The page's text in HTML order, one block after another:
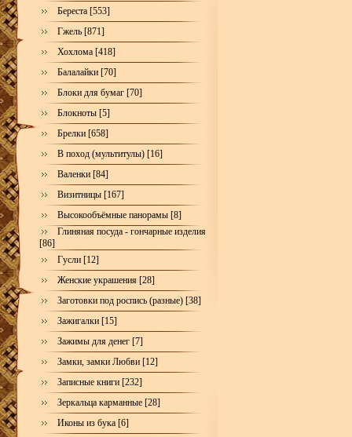
Береста [553]
Гжель [871]
Хохлома [418]
Балалайки [70]
Блоки для бумаг [70]
Блокноты [5]
Брелки [658]
В поход (мультитулы) [16]
Валенки [84]
Визитницы [167]
Высокообъёмные панорамы [8]
Глиняная посуда - гончарные изделия
[86]
Гусли [12]
Женские украшения [28]
Заготовки под роспись (разные) [38]
Зажигалки [15]
Зажимы для денег [7]
Замки, замки Любви [12]
Записные книги [232]
Зеркальца карманные [28]
Иконы из бука [6]